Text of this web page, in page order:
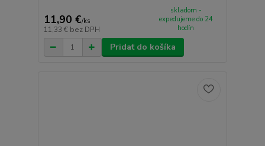
11,90 €/ks
11,33 € bez DPH
skladom -
expedujeme do 24
hodín
Pridať do košíka